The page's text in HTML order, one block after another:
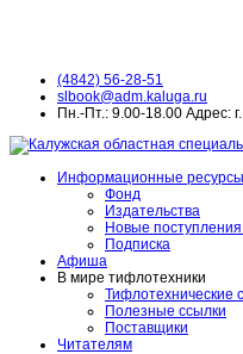
(4842) 56-28-51
slbook@adm.kaluga.ru
Пн.-Пт.: 9.00-18.00 Адрес:
Информационные ресурсы
Фонд
Издательства
Новые
Подписка
Афиша
В мире тифлотехники
Тифлотехнические
Полезные ссылки
Поставщики
Читателям